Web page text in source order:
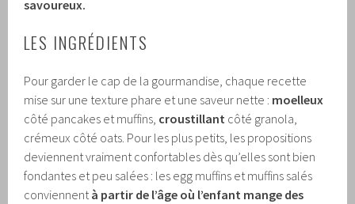
savoureux.
LES INGRÉDIENTS
Pour garder le cap de la gourmandise, chaque recette
mise sur une texture phare et une saveur nette : moelleux
côté pancakes et muffins, croustillant côté granola,
crémeux côté oats. Pour les plus petits, les propositions
deviennent vraiment confortables dès qu’elles sont bien
fondantes et peu salées : les egg muffins et muffins salés
conviennent à partir de l’âge où l’enfant mange des